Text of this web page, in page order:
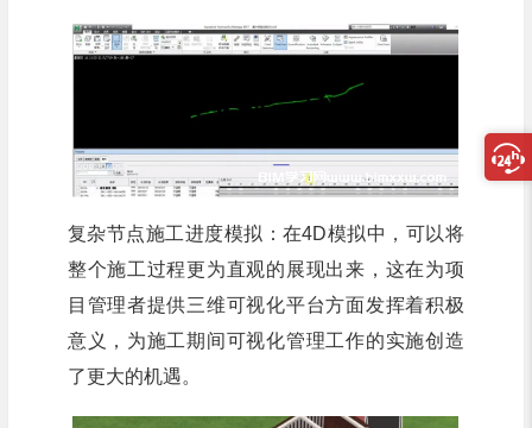
复杂节点施工进度模拟：在4D模拟中，可以将
整个施工过程更为直观的展现出来，这在为项
目管理者提供三维可视化平台方面发挥着积极
意义，为施工期间可视化管理工作的实施创造
了更大的机遇。